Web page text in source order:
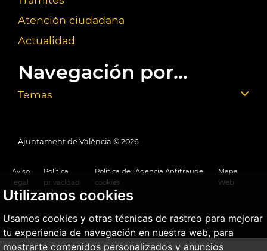
Utilizamos cookies
Usamos cookies y otras técnicas de rastreo para mejorar
tu experiencia de navegación en nuestra web, para
mostrarte contenidos personalizados y anuncios
Atención ciudadana
Actualidad
Navegación por...
Temas
Ajuntament de València © 2026
Aviso
legal
Política
privacidad
Política de
cookies
Agencia Antifraude
Mapa
Web